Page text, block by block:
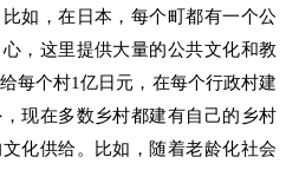
如，在日本，每个町都有一个公
，这里提供大量的公共文化和教
每个村1亿日元，在每个行政村建
现在多数乡村都建有自己的乡村
化供给。比如，随着老龄化社会